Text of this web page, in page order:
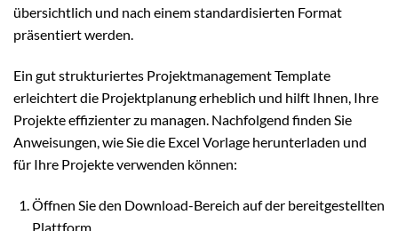
übersichtlich und nach einem standardisierten Format
präsentiert werden.
Ein gut strukturiertes Projektmanagement Template
erleichtert die Projektplanung erheblich und hilft Ihnen, Ihre
Projekte effizienter zu managen. Nachfolgend finden Sie
Anweisungen, wie Sie die Excel Vorlage herunterladen und
für Ihre Projekte verwenden können:
Öffnen Sie den Download-Bereich auf der bereitgestellten
Plattform.